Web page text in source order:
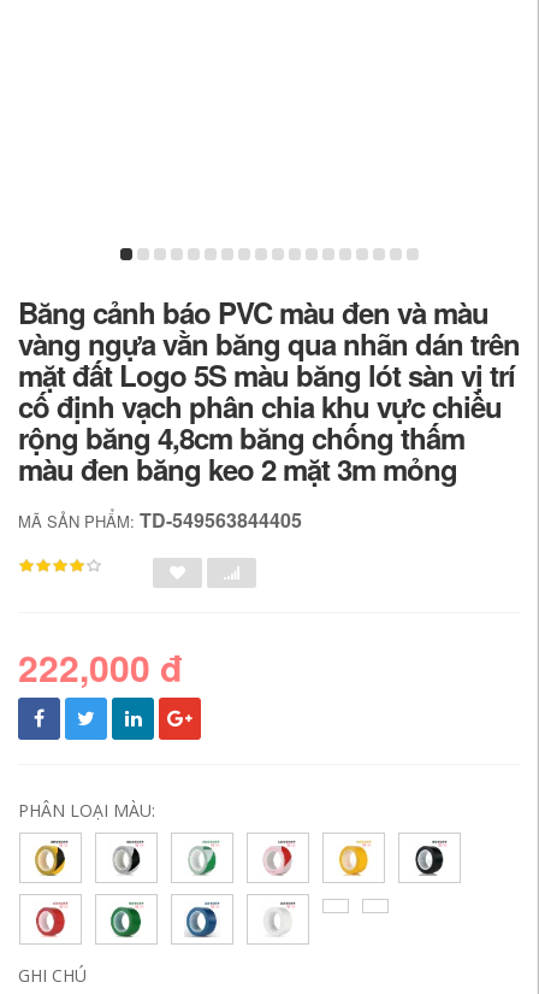
Băng cảnh báo PVC màu đen và màu
vàng ngựa vằn băng qua nhãn dán trên
mặt đất Logo 5S màu băng lót sàn vị trí
cố định vạch phân chia khu vực chiều
rộng băng 4,8cm băng chống thấm
màu đen băng keo 2 mặt 3m mỏng
MÃ SẢN PHẨM: TD-549563844405
222,000 đ
PHÂN LOẠI MÀU:
GHI CHÚ